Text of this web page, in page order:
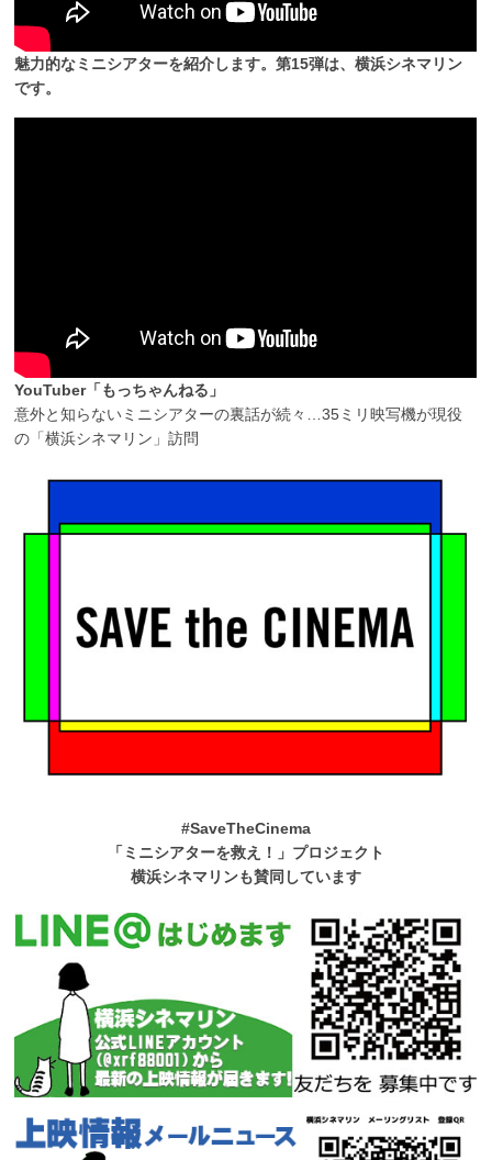
魅力的なミニシアターを紹介します。第15弾は、横浜シネマリン
です。
YouTuber「もっちゃんねる」
意外と知らないミニシアターの裏話が続々…35ミリ映写機が現役
の「横浜シネマリン」訪問
#SaveTheCinema
「ミニシアターを救え！」プロジェクト
横浜シネマリンも賛同しています